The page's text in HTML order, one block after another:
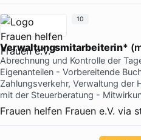
Verwaltungsmitarbeiterin*
Abrechnung und Kontrolle der
Eigenanteilen - Vorbereitende
Zahlungsverkehr, Verwaltung der
mit der Steuerberatung -
Frauen helfen Frauen e.V. via
10